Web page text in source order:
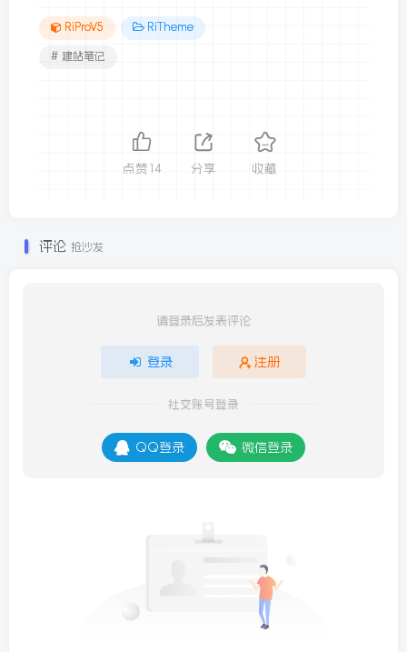
RiProV5 RiTheme
# 建站笔记
点赞 14 分享 收藏
评论 抢沙发
请登录后发表评论
登录 注册
社交账号登录
QQ登录 微信登录